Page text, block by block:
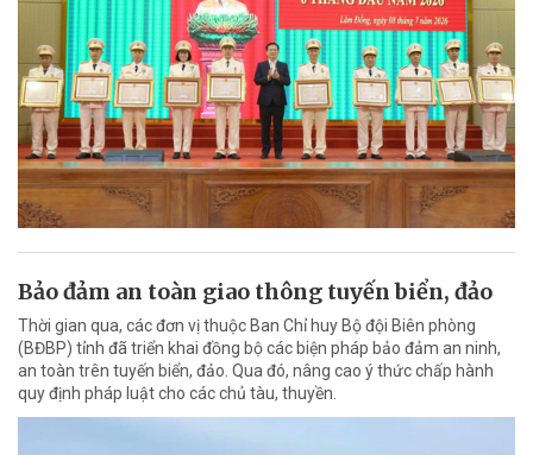
Bảo đảm an toàn giao thông tuyến biển, đảo
Thời gian qua, các đơn vị thuộc Ban Chỉ huy Bộ đội Biên phòng
(BĐBP) tỉnh đã triển khai đồng bộ các biện pháp bảo đảm an ninh,
an toàn trên tuyến biển, đảo. Qua đó, nâng cao ý thức chấp hành
quy định pháp luật cho các chủ tàu, thuyền.